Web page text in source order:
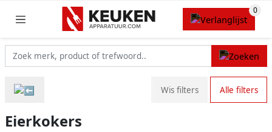
Wis filters Alle filters
Eierkokers